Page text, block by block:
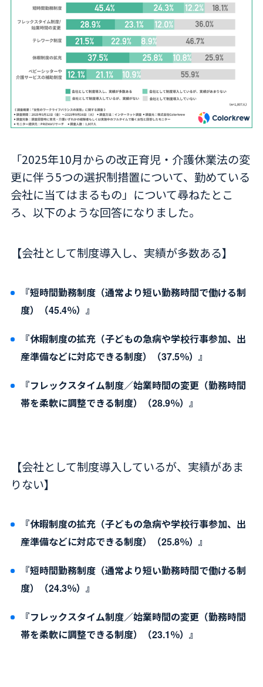
「2025年10月からの改正育児・介護休業法の変
更に伴う5つの選択制措置について、勤めている
会社に当てはまるもの」について尋ねたとこ
ろ、以下のような回答になりました。
【会社として制度導入し、実績が多数ある】
『短時間勤務制度（通常より短い勤務時間で働ける制
度）（45.4％）』
『休暇制度の拡充（子どもの急病や学校行事参加、出
産準備などに対応できる制度）（37.5％）』
『フレックスタイム制度／始業時間の変更（勤務時間
帯を柔軟に調整できる制度）（28.9％）』
【会社として制度導入しているが、実績があま
りない】
『休暇制度の拡充（子どもの急病や学校行事参加、出
産準備などに対応できる制度）（25.8％）』
『短時間勤務制度（通常より短い勤務時間で働ける制
度）（24.3％）』
『フレックスタイム制度／始業時間の変更（勤務時間
帯を柔軟に調整できる制度）（23.1％）』